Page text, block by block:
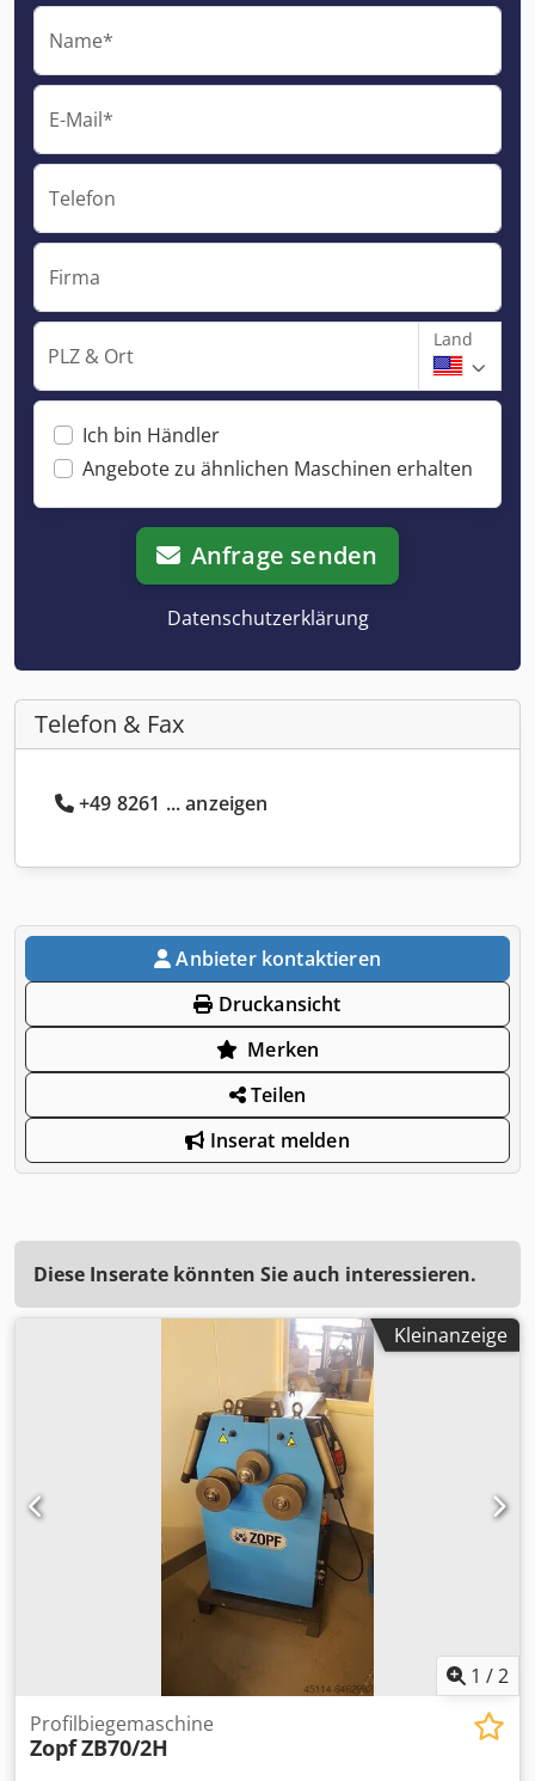
Name*
E-Mail*
Telefon
Firma
PLZ & Ort
Land
Ich bin Händler
Angebote zu ähnlichen Maschinen erhalten
Anfrage senden
Datenschutzerklärung
Telefon & Fax
+49 8261 ... anzeigen
Anbieter kontaktieren
Druckansicht
Merken
Teilen
Inserat melden
Diese Inserate könnten Sie auch interessieren.
Kleinanzeige
1 /2
Profilbiegemaschine
ZopfZB70/2H